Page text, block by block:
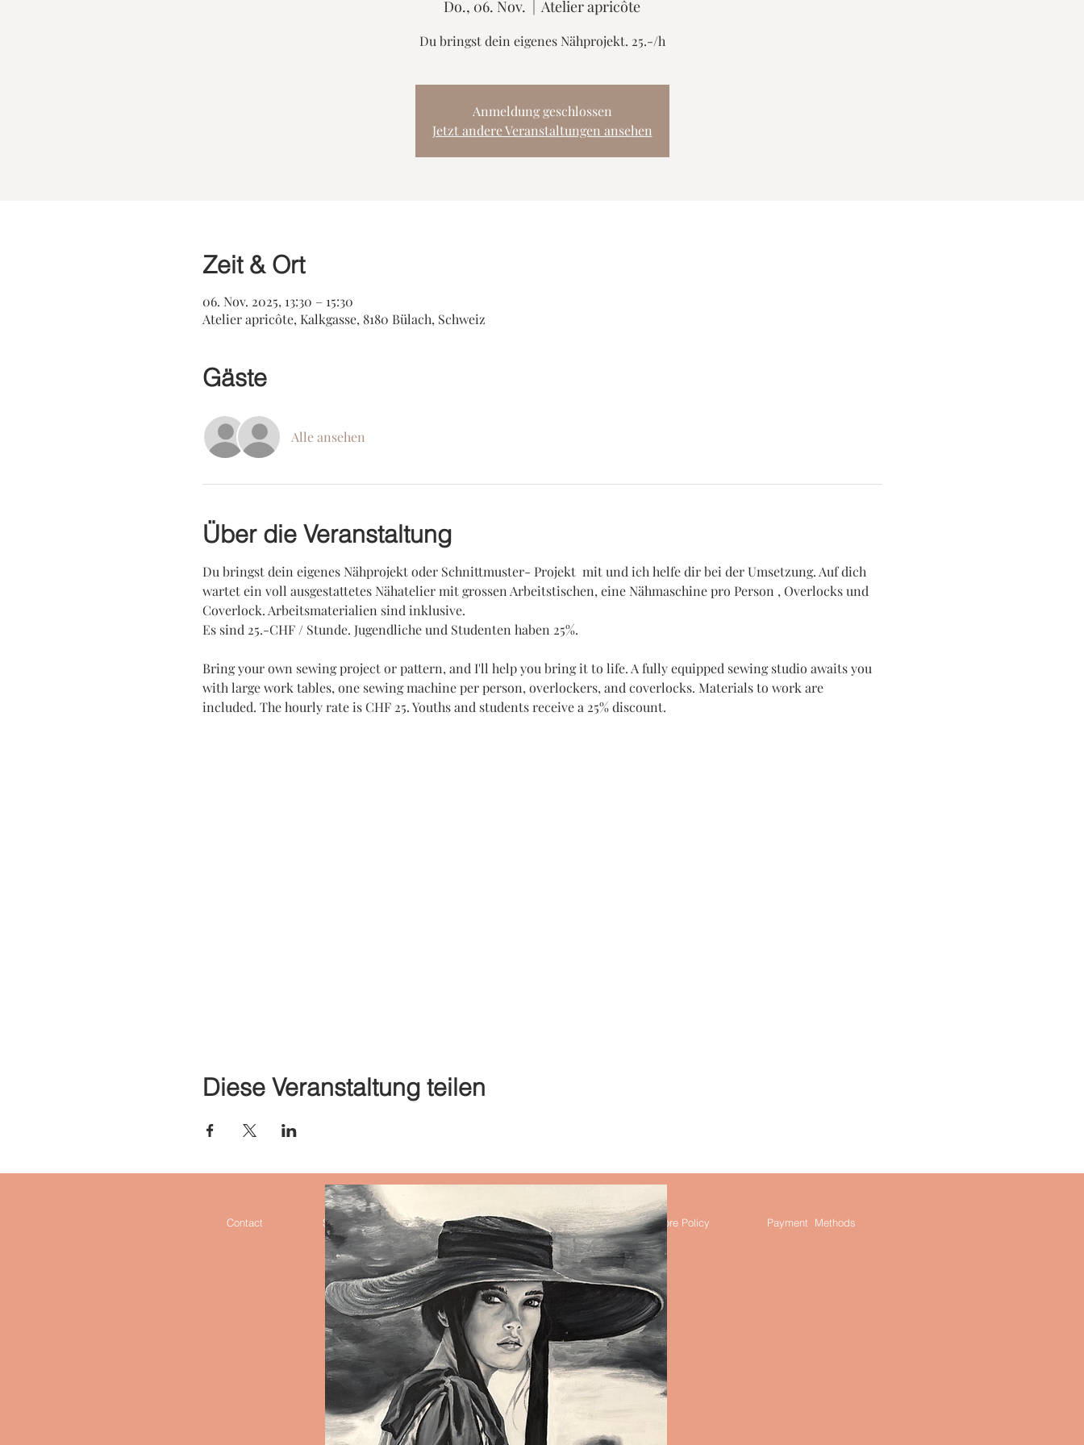
Do., 06. Nov. Atelier apricôte
Du bringst dein eigenes Nähprojekt. 25.-/h
Anmeldung geschlossen
Jetzt andere Veranstaltungen ansehen
Zeit & Ort
06. Nov. 2025, 13:30 – 15:30
Atelier apricôte, Kalkgasse, 8180 Bülach, Schweiz
Gäste
Alle ansehen
Über die Veranstaltung
Du bringst dein eigenes Nähprojekt oder Schnittmuster- Projekt  mit und ich helfe dir bei der Umsetzung. Auf dich
wartet ein voll ausgestattetes Nähatelier mit grossen Arbeitstischen, eine Nähmaschine pro Person , Overlocks und
Coverlock. Arbeitsmaterialien sind inklusive.
Es sind 25.-CHF / Stunde. Jugendliche und Studenten haben 25%.
Bring your own sewing project or pattern, and I'll help you bring it to life. A fully equipped sewing studio awaits you
with large work tables, one sewing machine per person, overlockers, and coverlocks. Materials to work are
included. The hourly rate is CHF 25. Youths and students receive a 25% discount.
Diese Veranstaltung teilen
Contact Stockists FAQ Shipping & Returns Store Policy Payment Methods